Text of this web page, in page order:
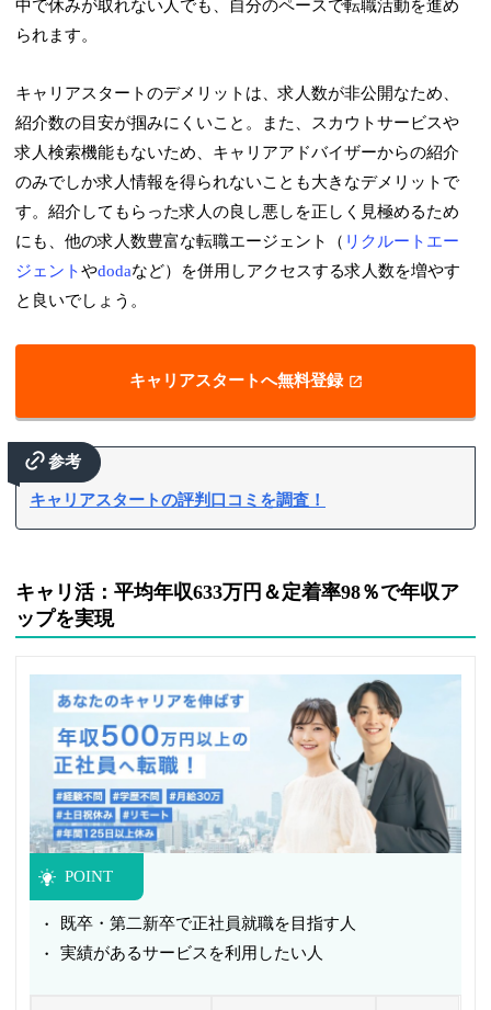
中で休みが取れない人でも、自分のペースで転職活動を進め
られます。
キャリアスタートのデメリットは、求人数が非公開なため、
紹介数の目安が掴みにくいこと。また、スカウトサービスや
求人検索機能もないため、キャリアアドバイザーからの紹介
のみでしか求人情報を得られないことも大きなデメリットで
す。紹介してもらった求人の良し悪しを正しく見極めるため
にも、他の求人数豊富な転職エージェント（ リクルートエー
ジェントやdodaなど）を併用しアクセスする求人数を増やす
と良いでしょう。
キャリアスタートへ無料登録
参考
キャリアスタートの評判口コミを調査！
キャリ活：平均年収633万円＆定着率98％で年収ア
ップを実現
POINT
既卒・第二新卒で正社員就職を目指す人
実績があるサービスを利用したい人